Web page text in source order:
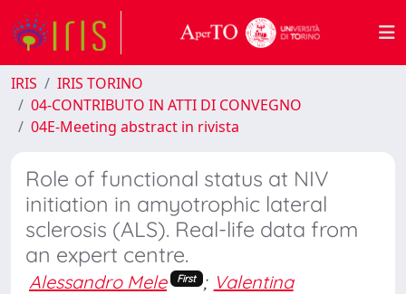
IRIS
IRIS TORINO
04-CONTRIBUTO IN ATTI DI CONVEGNO
04E-Meeting abstract in rivista
Role of functional status at NIV
initiation in amyotrophic lateral
sclerosis (ALS). Real-life data from
an expert centre.
Alessandro Mele First ; Valentina